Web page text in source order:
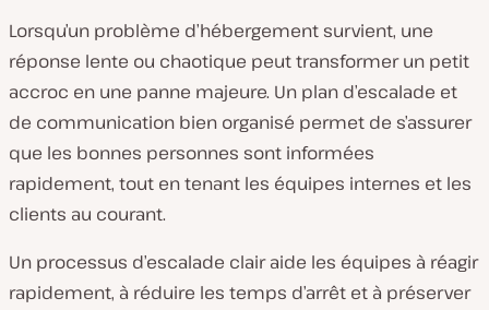
Lorsqu’un problème d’hébergement survient, une
réponse lente ou chaotique peut transformer un petit
accroc en une panne majeure. Un plan d’escalade et
de communication bien organisé permet de s’assurer
que les bonnes personnes sont informées
rapidement, tout en tenant les équipes internes et les
clients au courant.
Un processus d’escalade clair aide les équipes à réagir
rapidement, à réduire les temps d’arrêt et à préserver